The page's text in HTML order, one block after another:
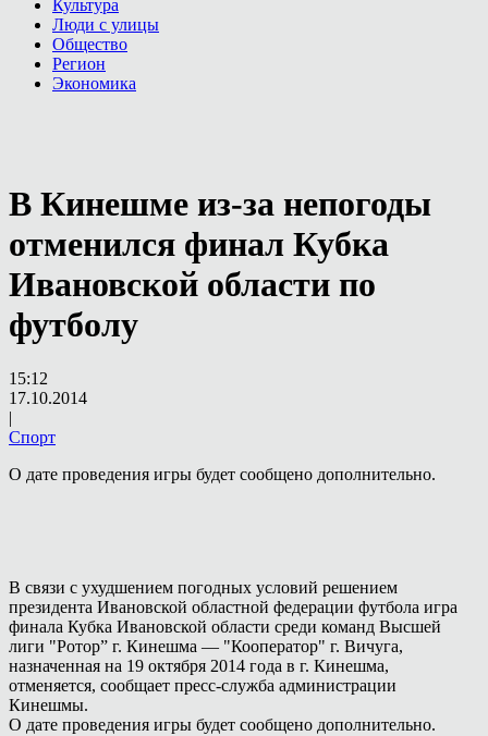
Культура
Люди с улицы
Общество
Регион
Экономика
В Кинешме из-за непогоды
отменился финал Кубка
Ивановской области по
футболу
15:12
17.10.2014
|
Спорт
О дате проведения игры будет сообщено дополнительно.
В связи с ухудшением погодных условий решением
президента Ивановской областной федерации футбола игра
финала Кубка Ивановской области среди команд Высшей
лиги "Ротор” г. Кинешма — "Кооператор" г. Вичуга,
назначенная на 19 октября 2014 года в г. Кинешма,
отменяется, сообщает пресс-служба администрации
Кинешмы.
О дате проведения игры будет сообщено дополнительно.